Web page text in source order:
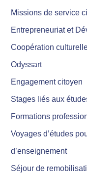
Missions de service
Entrepreneuriat et
Coopération
Odyssart
Engagement citoyen
Stages liés aux
Formations
Voyages d’études
d’enseignement
Séjour de